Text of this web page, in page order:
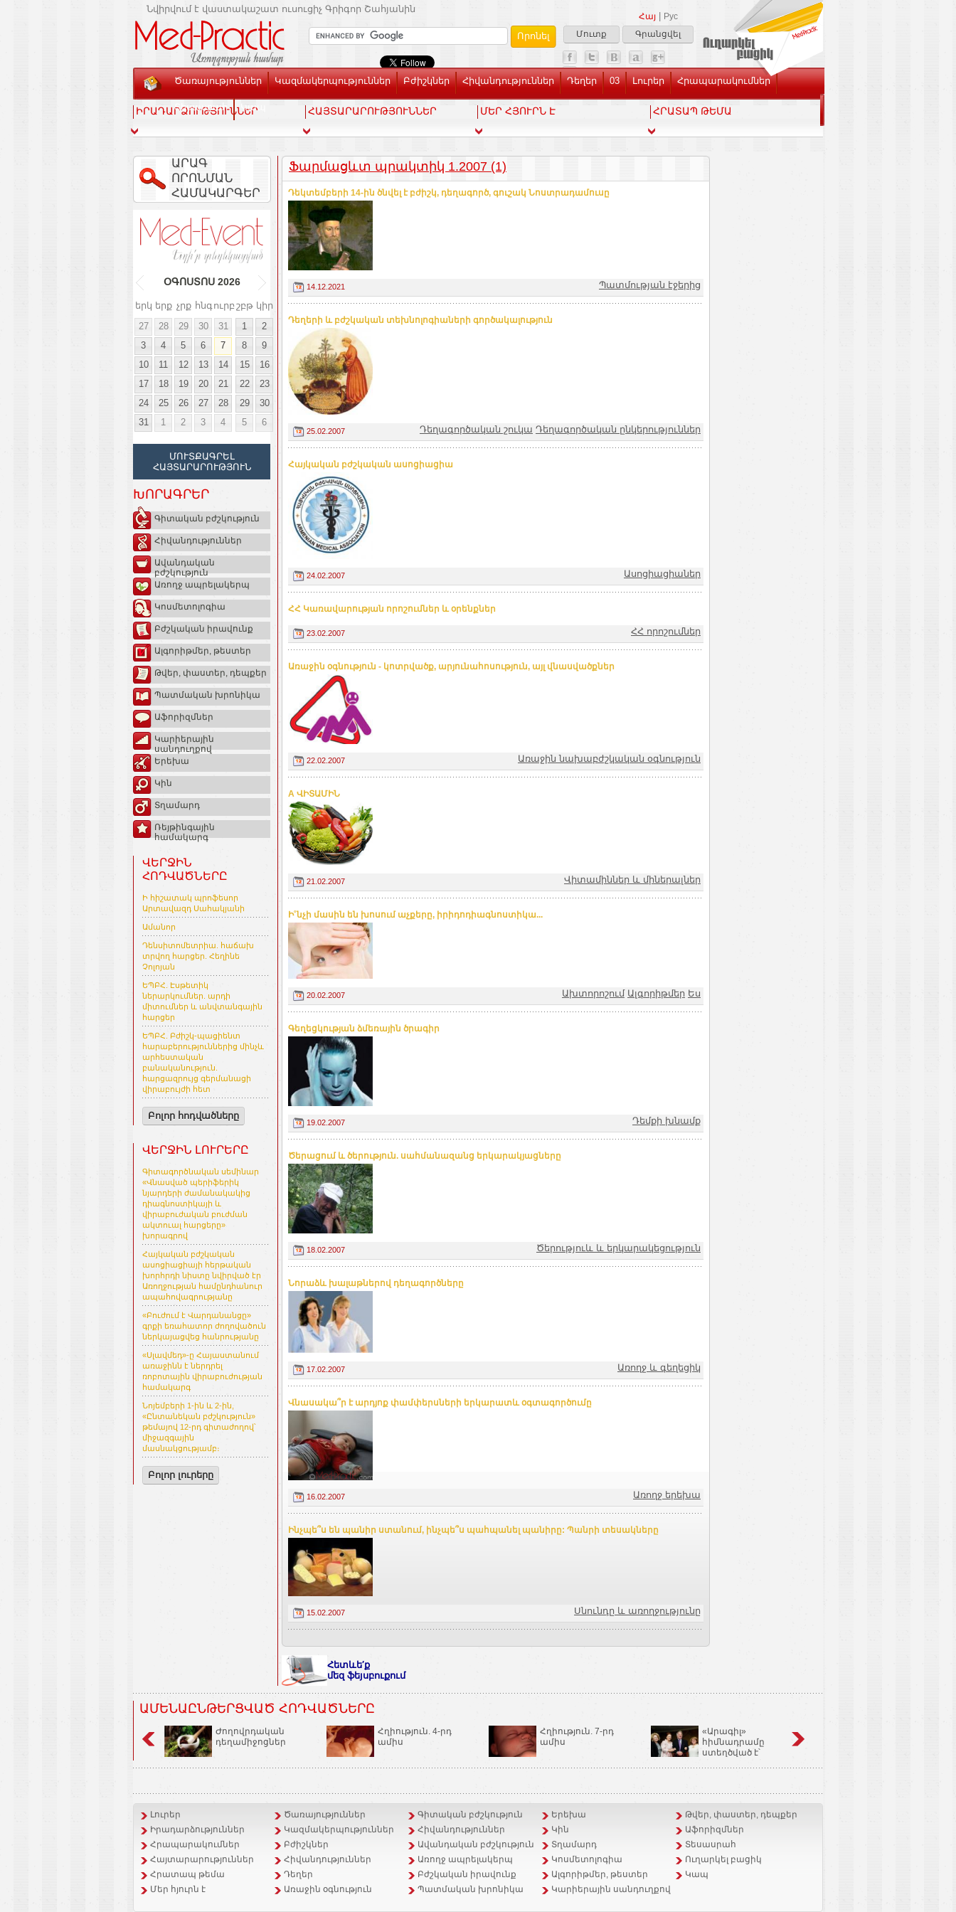
Հայ
Рус
Մուտք
Գրանցվել
Նվիրվում է վաստակաշատ ուսուցիչ Գրիգոր Շահյանին
Ծառայություններ Կազմակերպություններ Բժիշկներ Հիվանդություններ Դեղեր 03 Լուրեր Հրապարակումներ
Տեսասրահ Կապ
ԻՐԱԴԱՐՁՈՒԹՅՈՒՆՆԵՐ ՀԱՅՏԱՐԱՐՈՒԹՅՈՒՆՆԵՐ ՄԵՐ ՀՅՈՒՐՆ Է ՀՐԱՏԱՊ ԹԵՄԱ
ԱՐԱԳ
ՈՐՈՆՄԱՆ
ՀԱՄԱԿԱՐԳԵՐ
ՕԳՈՍՏՈՍ 2026
երկ երք չրք հնգուրբ շբթ կիր
27
28 29 30 31 1
2
3
4 5 6 7 8
9
10
11 12 13 14 15
16
17
18 19 20 21 22
23
24
25 26 27 28 29
30
31
1 2 3 4 5 6
ՄՈՒՏՔԱԳՐԵԼ
ՀԱՅՏԱՐԱՐՈՒԹՅՈՒՆ
ԽՈՐԱԳՐԵՐ
Գիտական բժշկություն
Հիվանդություններ
Ավանդական
բժշկություն
Առողջ ապրելակերպ
Կոսմետոլոգիա
Բժշկական իրավունք
Ալգորիթմեր, թեստեր
Թվեր, փաստեր, դեպքեր
Պատմական խրոնիկա
Աֆորիզմներ
Կարիերային
սանդուղքով
Երեխա
Կին
Տղամարդ
Ռեյթինգային
համակարգ
ՎԵՐՋԻՆ
ՀՈԴՎԱԾՆԵՐԸ
Ի հիշատակ պրոֆեսոր
Արտավազդ Սահակյանի
Ամանոր
Դենսիտոմետրիա. հաճախ
տրվող հարցեր. Հեղինե
Չոլոյան
ԵՊԲՀ. Էսթետիկ
ներարկումներ. արդի
միտումներ և անվտանգային
հարցեր
ԵՊԲՀ. Բժիշկ-պացիենտ
հարաբերություններից մինչև
արհեստական
բանականություն.
հարցազրույց գերմանացի
վիրաբույժի հետ
Բոլոր հոդվածները
ՎԵՐՋԻՆ ԼՈՒՐԵՐԸ
Գիտագործնական սեմինար
«Վնասված պերիֆերիկ
նյարդերի ժամանակակից
դիագնոստիկայի և
վիրաբուժական բուժման
ակտուալ հարցերը»
խորագրով
Հայկական բժշկական
ասոցիացիայի հերթական
խորհրդի նիստը նվիրված էր
Առողջության համընդհանուր
ապահովագրությանը
«Բուժում է Վարդանանցը»
գրքի եռահատոր ժողովածուն
ներկայացվեց հանրությանը
«Սլավմեդ»-ը Հայաստանում
առաջինն է ներդրել
ռոբոտային վիրաբուժության
համակարգ
Նոյեմբերի 1-ին և 2-ին,
«Ընտանեկան բժշկություն»
թեմայով 12-րդ գիտաժողով՝
միջազգային
մասնակցությամբ։
Բոլոր լուրերը
Ֆարմացևտ պրակտիկ 1.2007 (1)
Դեկտեմբերի 14-ին ծնվել է բժիշկ, դեղագործ, գուշակ Նոստրադամուսը
14.12.2021 Պատմության էջերից
Դեղերի և բժշկական տեխնոլոգիաների գործակալություն
25.02.2007 Դեղագործական շուկա Դեղագործական ընկերություններ
Հայկական բժշկական ասոցիացիա
24.02.2007 Ասոցիացիաներ
ՀՀ Կառավարության որոշումներ և օրենքներ
23.02.2007 ՀՀ որոշումներ
Առաջին օգնություն - կոտրվածք, արյունահոսություն, այլ վնասվածքներ
22.02.2007 Առաջին նախաբժշկական օգնություն
А ՎԻՏԱՄԻՆ
21.02.2007 Վիտամիններ և միներալներ
Ի˚նչի մասին են խոսում աչքերը, իրիդոդիագնոստիկա...
20.02.2007 Ախտորոշում Ալգորիթմեր Ես
Գեղեցկության ձմեռային ծրագիր
19.02.2007 Դեմքի խնամք
Ծերացում և ծերություն. սահմանազանց երկարակյացները
18.02.2007 Ծերություև և երկարակեցություն
Նորաձև խալաթներով դեղագործները
17.02.2007 Առողջ և գեղեցիկ
Վնասակա՞ր է արդյոք փամփերսների երկարատև օգտագործումը
16.02.2007 Առողջ երեխա
Ինչպե՞ս են պանիր ստանում, ինչպե՞ս պահպանել պանիրը: Պանրի տեսակները
15.02.2007 Սնունդը և առողջությունը
Հետևե′ք
մեզ ֆեյսբուքում
ԱՄԵՆԱԸՆԹԵՐՑՎԱԾ ՀՈԴՎԱԾՆԵՐԸ
Ժողովրդական
դեղամիջոցներ
Հղիություն. 4-րդ
ամիս
Հղիություն. 7-րդ
ամիս
«Արագիլ»
հիմնադրամը
ստեղծված է՝
Լուրեր Ծառայություններ Գիտական բժշկություն Երեխա
Թվեր, փաստեր, դեպքեր
Իրադարձություններ
Կազմակերպություններ Հիվանդություններ Կին
Աֆորիզմներ
Հրապարակումներ
Բժիշկներ Ավանդական բժշկություն Տղամարդ
Տեսասրահ
Հայտարարություններ
Հիվանդություններ Առողջ ապրելակերպ Կոսմետոլոգիա
Ուղարկել բացիկ
Հրատապ թեմա
Դեղեր Բժշկական իրավունք Ալգորիթմեր, թեստեր
Կապ
Մեր հյուրն է
Առաջին օգնություն Պատմական խրոնիկա Կարիերային սանդուղքով